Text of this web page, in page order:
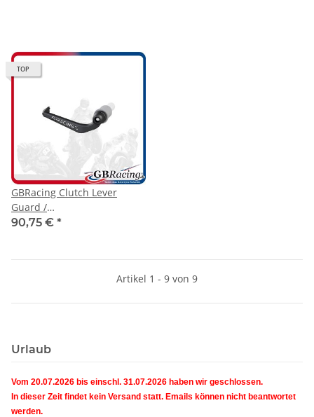
TOP
GBRacing Clutch Lever
Guard /
Kupplungshebelschützer
90,75 € *
Artikel 1 - 9 von 9
Urlaub
Vom 20.07.2026 bis einschl. 31.07.2026 haben wir geschlossen.
In dieser Zeit findet kein Versand statt. Emails können nicht beantwortet
werden.